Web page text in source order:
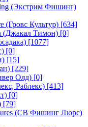
(Экстрим Фишинг)
(Гровс Культур) [634]
(Джакал Тимон) [0]
[1077]
[0]
[15]
[229]
Олд) [0]
Раблекс) [413]
[0]
[79]
(СВ Фишинг Люрс)